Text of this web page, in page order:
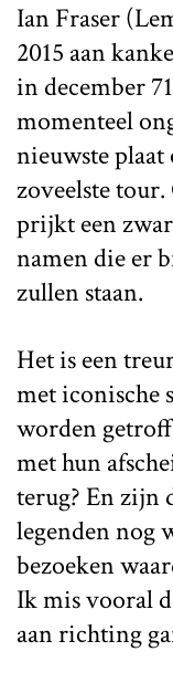
Ian Fraser
2015 aan
in december
momenteel
nieuwste
zoveelste
prijkt een
namen die er
zullen staan.
Het is een
met iconische
worden
met hun
terug? En zijn
legenden nog
bezoeken
Ik mis vooral
aan richting